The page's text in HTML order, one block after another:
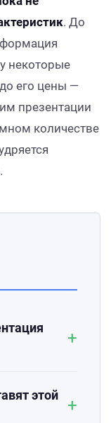
. До
некоторые
его цены —
презентации
количестве
+
этой
+